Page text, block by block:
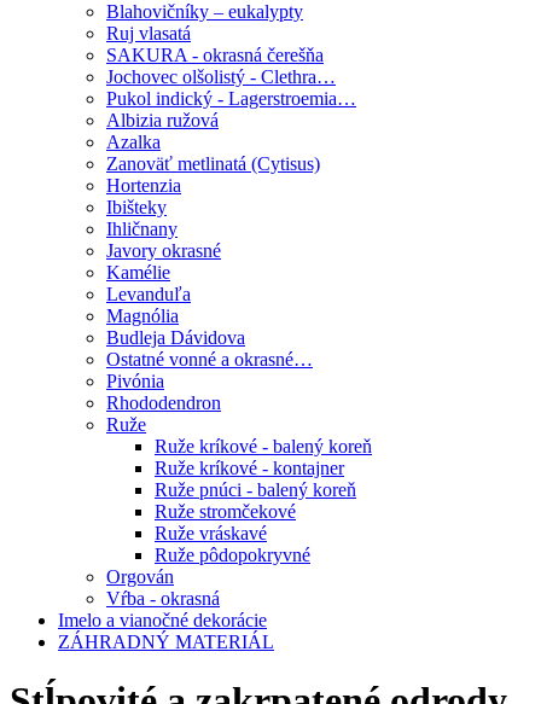
Blahovičníky – eukalypty
Ruj vlasatá
SAKURA - okrasná čerešňa
Jochovec olšolistý - Clethra…
Pukol indický - Lagerstroemia…
Albizia ružová
Azalka
Zanoväť metlinatá (Cytisus)
Hortenzia
Ibišteky
Ihličnany
Javory okrasné
Kamélie
Levanduľa
Magnólia
Budleja Dávidova
Ostatné vonné a okrasné…
Pivónia
Rhododendron
Ruže
Ruže kríkové - balený koreň
Ruže kríkové - kontajner
Ruže pnúci - balený koreň
Ruže stromčekové
Ruže vráskavé
Ruže pôdopokryvné
Orgován
Vŕba - okrasná
Imelo a vianočné dekorácie
ZÁHRADNÝ MATERIÁL